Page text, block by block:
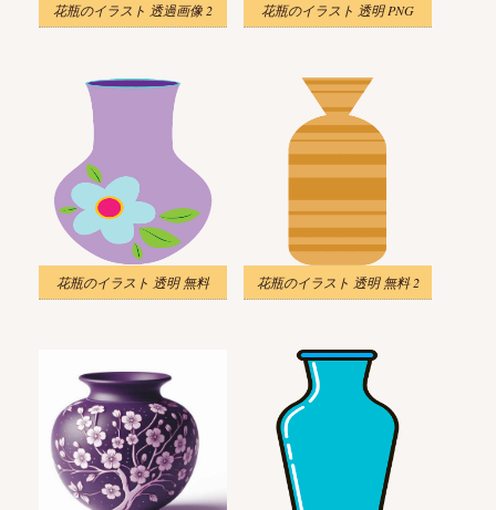
花瓶のイラスト 透過画像 2 花瓶のイラスト 透明 PNG
花瓶のイラスト 透明 無料 花瓶のイラスト 透明 無料 2